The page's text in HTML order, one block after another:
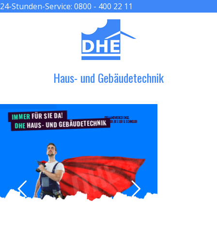
24-Stunden-Service: 0800 - 400 22 11
Haus- und Gebäudetechnik
IMMERFÜR SIE DA!
DHEHAUS- UND GEBÄUDETECHNIK
DER HANDWERKER ENGEL
GRÖßER, BESSER & SCHNELLER